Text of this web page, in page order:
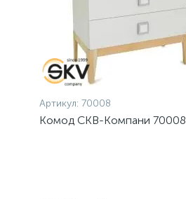
Артикул: 70008
Комод СКВ-Компани 70008